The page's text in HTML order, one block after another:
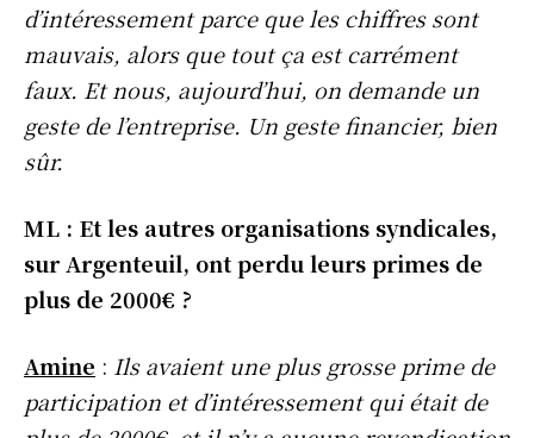
d’intéressement parce que les chiffres sont
mauvais, alors que tout ça est carrément
faux. Et nous, aujourd’hui, on demande un
geste de l’entreprise. Un geste financier, bien
sûr.
ML : Et les autres organisations syndicales,
sur Argenteuil, ont perdu leurs primes de
plus de 2000€ ?
Amine : Ils avaient une plus grosse prime de
participation et d’intéressement qui était de